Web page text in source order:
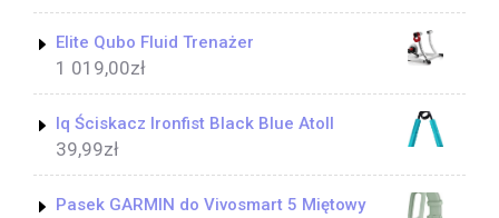
Elite Qubo Fluid Trenażer
1 019,00zł
Iq Ściskacz Ironfist Black Blue Atoll
39,99zł
Pasek GARMIN do Vivosmart 5 Miętowy